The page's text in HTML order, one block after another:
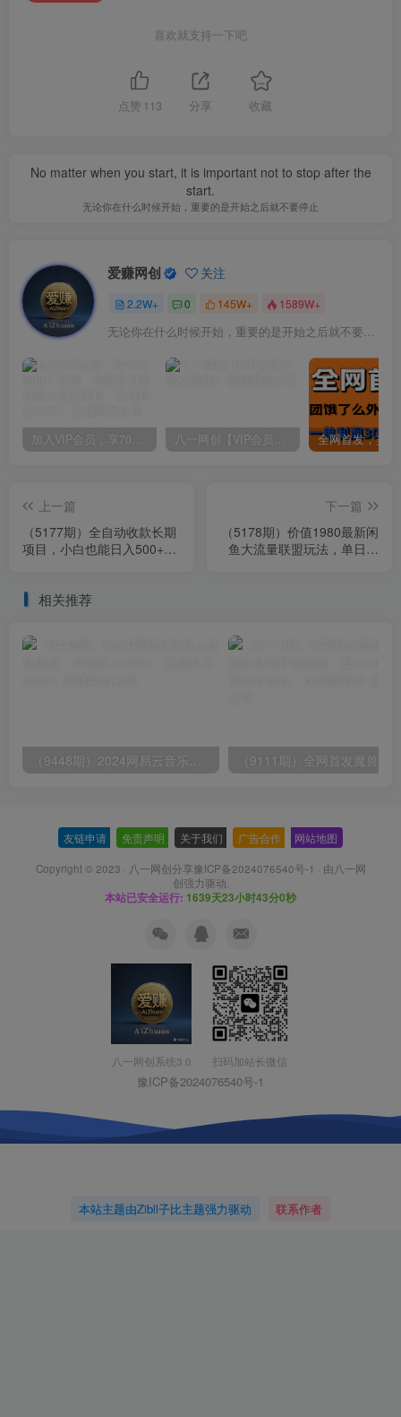
喜欢就支持一下吧
点赞 113 分享 收藏
No matter when you start, it is important not to stop after the
start.
无论你在什么时候开始，重要的是开始之后就不要停止
爱赚网创 关注
2.2W+ 0 145W+ 1589W+
无论你在什么时候开始，重要的是开始之后就不要停止
加入VIP会员，享70%的推广提成，免费学习多种网上创业课程，菜鸟秒变大神！ 八一网创【VIP会员专属交流群】
上一篇
（5177期）全自动收款长期
项目，小白也能日入500+
下一篇
（5178期）价值1980最新闲
鱼大流量联盟玩法，单日引
相关推荐
友链申请 免责声明 关于我们 广告合作 网站地图
Copyright © 2023 · 八一网创分享豫ICP备2024076540号-1 · 由八一网
创强力驱动.
本站已安全运行: 1639天23小时43分1秒
八一网创系统3.0 扫码加站长微信
豫ICP备2024076540号-1
本站主题由Zibll子比主题强力驱动 联系作者